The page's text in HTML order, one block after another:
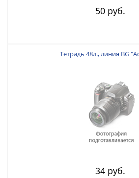
50 руб.
Тетрадь 48л., линия BG
34 руб.